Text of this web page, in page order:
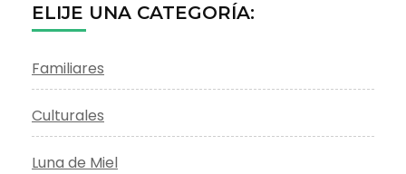
ELIJE UNA CATEGORÍA:
Familiares
Culturales
Luna de Miel